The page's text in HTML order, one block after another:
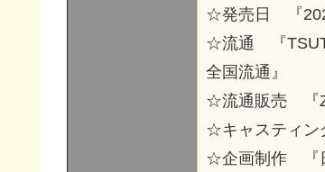
☆発売日 『
☆流通 『
全国流通』
☆流通販売 『
☆キャスティン
☆企画制作 『